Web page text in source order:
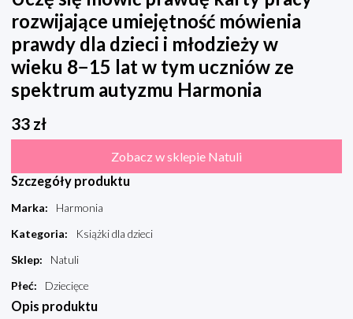
rozwijające umiejętność mówienia
prawdy dla dzieci i młodzieży w
wieku 8−15 lat w tym uczniów ze
spektrum autyzmu Harmonia
33 zł
Zobacz w sklepie Natuli
Szczegóły produktu
Marka:
Harmonia
Kategoria:
Książki dla dzieci
Sklep:
Natuli
Płeć: Dziecięce
Opis produktu